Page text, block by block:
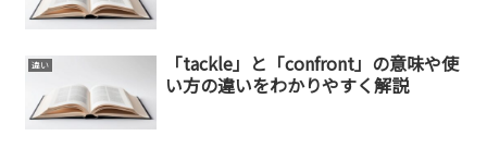
違い
「tackle」と「confront」の意味や使
い方の違いをわかりやすく解説